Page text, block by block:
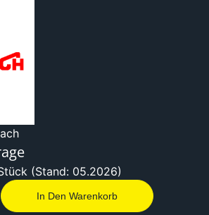
(Stand: 05.2026)
In Den Warenkorb